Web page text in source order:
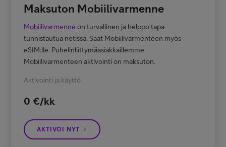
Maksuton Mobiilivarmenne
Mobiilivarmenne on turvallinen ja helppo tapa
tunnistautua netissä. Saat Mobiilivarmenteen myös
eSIM:lle. Puhelinliittymäasiakkaillemme
Mobiilivarmenteen aktivointi on maksuton.
Aktivointi ja käyttö
0 €/kk
AKTIVOI NYT